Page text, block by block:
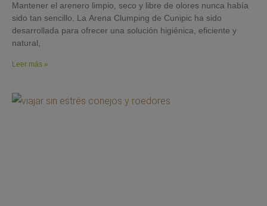
Mantener el arenero limpio, seco y libre de olores nunca había
sido tan sencillo. La Arena Clumping de Cunipic ha sido
desarrollada para ofrecer una solución higiénica, eficiente y
natural,
Leer más »